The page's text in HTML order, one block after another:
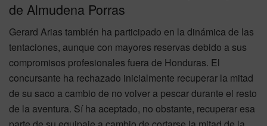
de Almudena Porras
Gerard Arias también ha participado en la dinámica de las
tentaciones, aunque con mayores reservas debido a sus
compromisos profesionales fuera de Honduras. El
concursante ha rechazado inicialmente recuperar la mitad
de su saco a cambio de no volver a pescar durante el resto
de la aventura. Sí ha aceptado, no obstante, recuperar esa